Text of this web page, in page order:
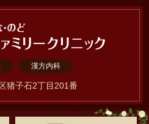
漢方内科
猪子石2丁目201番